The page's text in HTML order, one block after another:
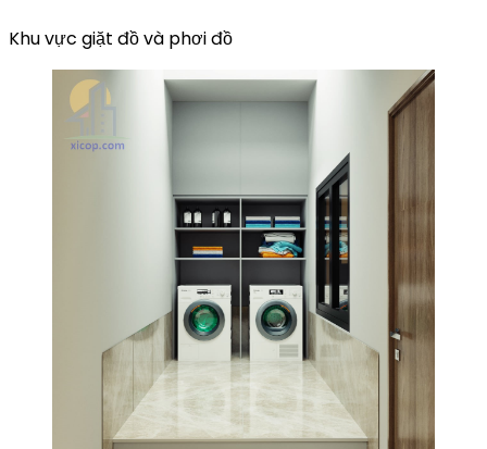
Khu vực giặt đồ và phơi đồ